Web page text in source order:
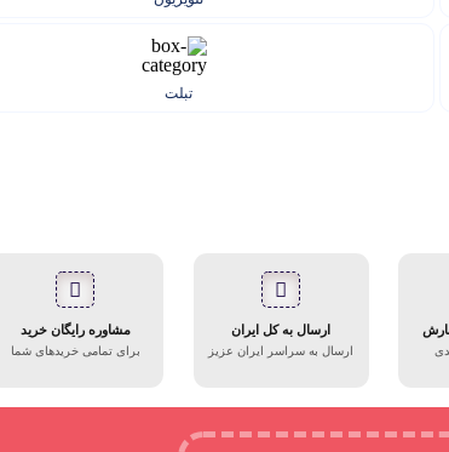
تبلت
ارسال به کل ایران
ارسال به سراسر ایران عزیز
مشاوره رایگان خرید
برای تمامی خریدهای شما